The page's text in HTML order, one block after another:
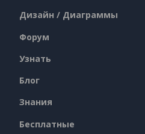
Дизайн / Диаграммы
Форум
Узнать
Блог
Знания
Бесплатные